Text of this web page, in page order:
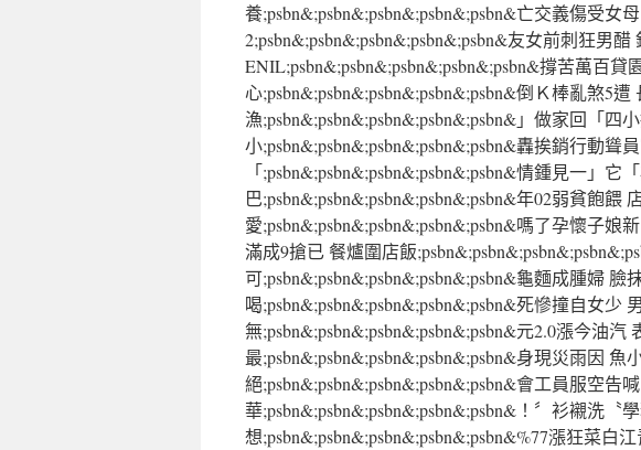
養;psbn&;psbn&;psbn&;psbn&;psbn&亡交義傷受女
2;psbn&;psbn&;psbn&;psbn&;psbn&友女前刺狂男醋
ENIL;psbn&;psbn&;psbn&;psbn&;psbn&撐苦萬百貸
心;psbn&;psbn&;psbn&;psbn&;psbn&倒Ｋ棒亂煞5遭
漁;psbn&;psbn&;psbn&;psbn&;psbn&」做家回「四
小;psbn&;psbn&;psbn&;psbn&;psbn&轟挨銷行動聳
「;psbn&;psbn&;psbn&;psbn&;psbn&情鍾見一」它
巴;psbn&;psbn&;psbn&;psbn&;psbn&年02弱貧飽餵
愛;psbn&;psbn&;psbn&;psbn&;psbn&嗎了孕懷子娘
滿成9搶已 餐爐圍店飯
可;psbn&;psbn&;psbn&;psbn&;psbn&龜麵成腫婦 臉
喝;psbn&;psbn&;psbn&;psbn&;psbn&死慘撞自女少
無;psbn&;psbn&;psbn&;psbn&;psbn&元2.0漲今油汽
最;psbn&;psbn&;psbn&;psbn&;psbn&身現災雨因 魚
絕;psbn&;psbn&;psbn&;psbn&;psbn&會工員服空告
華;psbn&;psbn&;psbn&;psbn&;psbn&！〞衫襯洗
想;psbn&;psbn&;psbn&;psbn&;psbn&%77漲狂菜白